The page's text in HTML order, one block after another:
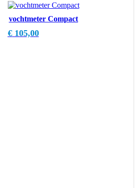
vochtmeter Compact
€105,00